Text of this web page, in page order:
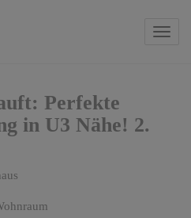
Perfekte
in U3 Nähe! 2.